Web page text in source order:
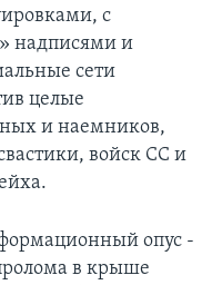
с
надписями и
сети
целые
и наемников,
войск СС и
опус -
в крыше